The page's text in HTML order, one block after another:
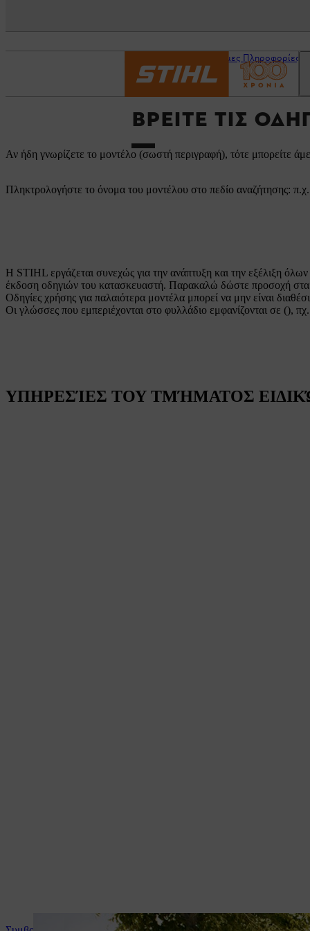
Χρήσιμες Πληροφορίες
ΒΡΕΊΤΕ ΤΙΣ
Αν ήδη γνωρίζετε το μοντέλο (σωστή περιγραφή), τότε μπορείτε
Πληκτρολογήστε το όνομα του μοντέλου στο πεδίο αναζήτησης:
Η STIHL εργάζεται συνεχώς για την ανάπτυξη και την εξέλιξη
έκδοση οδηγιών του κατασκευαστή. Παρακαλώ δώστε προσοχή στα
Οδηγίες χρήσης για παλαιότερα μοντέλα μπορεί να μην είναι
Οι γλώσσες που εμπεριέχονται στο φυλλάδιο εμφανίζονται σε
ΥΠΗΡΕΣΊΕΣ ΤΟΥ ΤΜΉΜΑΤΟΣ